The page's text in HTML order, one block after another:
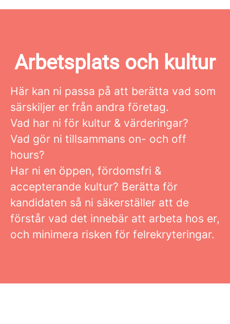
Arbetsplats och kultur
Här kan ni passa på att berätta vad som
särskiljer er från andra företag.
Vad har ni för kultur & värderingar?
Vad gör ni tillsammans on- och off
hours?
Har ni en öppen, fördomsfri &
accepterande kultur? Berätta för
kandidaten så ni säkerställer att de
förstår vad det innebär att arbeta hos er,
och minimera risken för felrekryteringar.